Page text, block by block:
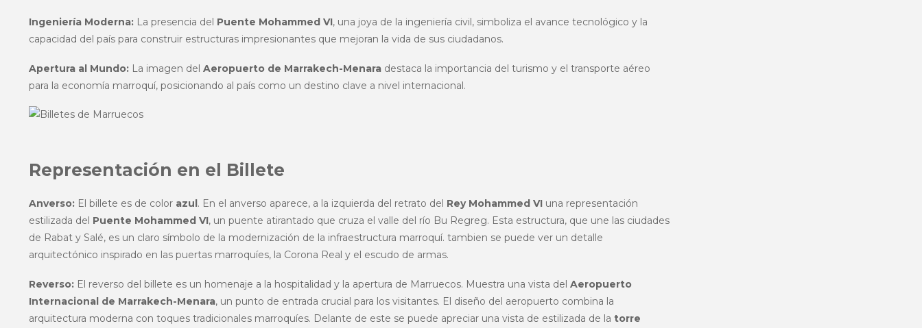
Ingeniería Moderna: La presencia del Puente Mohammed VI, una joya de la ingeniería civil, simboliza el avance tecnológico y la
capacidad del país para construir estructuras impresionantes que mejoran la vida de sus ciudadanos.
Apertura al Mundo: La imagen del Aeropuerto de Marrakech-Menara destaca la importancia del turismo y el transporte aéreo
para la economía marroquí, posicionando al país como un destino clave a nivel internacional.
Representación en el Billete
Anverso: El billete es de color azul. En el anverso aparece, a la izquierda del retrato del Rey Mohammed VI una representación
estilizada del Puente Mohammed VI, un puente atirantado que cruza el valle del río Bu Regreg. Esta estructura, que une las ciudades
de Rabat y Salé, es un claro símbolo de la modernización de la infraestructura marroquí. tambien se puede ver un detalle
arquitectónico inspirado en las puertas marroquíes, la Corona Real y el escudo de armas.
Reverso: El reverso del billete es un homenaje a la hospitalidad y la apertura de Marruecos. Muestra una vista del Aeropuerto
Internacional de Marrakech-Menara, un punto de entrada crucial para los visitantes. El diseño del aeropuerto combina la
arquitectura moderna con toques tradicionales marroquíes. Delante de este se puede apreciar una vista de estilizada de la torre